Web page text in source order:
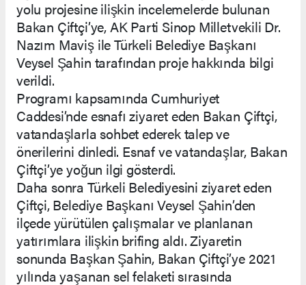
yolu projesine ilişkin incelemelerde bulunan
Bakan Çiftçi’ye, AK Parti Sinop Milletvekili Dr.
Nazım Maviş ile Türkeli Belediye Başkanı
Veysel Şahin tarafından proje hakkında bilgi
verildi.
Programı kapsamında Cumhuriyet
Caddesi’nde esnafı ziyaret eden Bakan Çiftçi,
vatandaşlarla sohbet ederek talep ve
önerilerini dinledi. Esnaf ve vatandaşlar, Bakan
Çiftçi’ye yoğun ilgi gösterdi.
Daha sonra Türkeli Belediyesini ziyaret eden
Çiftçi, Belediye Başkanı Veysel Şahin’den
ilçede yürütülen çalışmalar ve planlanan
yatırımlara ilişkin brifing aldı. Ziyaretin
sonunda Başkan Şahin, Bakan Çiftçi’ye 2021
yılında yaşanan sel felaketi sırasında